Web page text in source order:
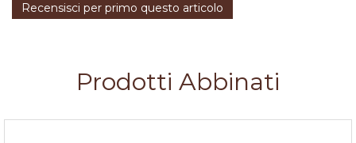
Recensisci per primo questo articolo
Prodotti Abbinati